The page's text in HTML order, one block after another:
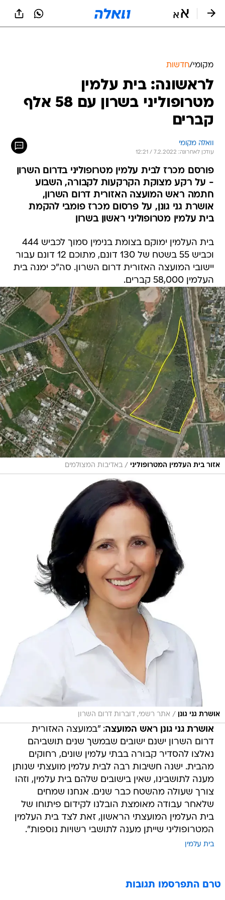
מקומי/חדשות
לראשונה: בית עלמין
מטרופוליני בשרון עם 58 אלף
קברים
וואלה מקומי
עודכן לאחרונה: 7.2.2022 / 12:21
פורסם מכרז לבית עלמין מטרופוליני בדרום השרון
- על רקע מצוקת הקרקעות לקבורה, השבוע
חתמה ראש המועצה האזורית דרום השרון,
אושרת גני גונן, על פרסום מכרז פומבי להקמת
בית עלמין מטרופוליני ראשון בשרון
בית העלמין ימוקם בצומת בנימין סמוך לכביש 444
וכביש 55 בשטח של 130 דונם, מתוכם 12 דונם עבור
יישובי המועצה האזורית דרום השרון. סה"כ ימנה בית
העלמין 58,000 קברים.
אזור בית העלמין המטרופוליני / באדיבות המצולמים
אושרת גני גונן / אתר רשמי, דוברות דרום השרון
אושרת גני גונן ראש המועצה: "במועצה האזורית
דרום השרון ישנם ישובים שבמשך שנים תושביהם
נאלצו להסדיר קבורה בבתי עלמין שונים, רחוקים
מהבית. ישנה חשיבות רבה לבית עלמין מועצתי שנותן
מענה לתושבינו, שאין בישובים שלהם בית עלמין, וזהו
צורך שעולה מהשטח כבר שנים. אנחנו שמחים
שלאחר עבודה מאומצת הובלנו לקידום פיתוחו של
בית העלמין המועצתי הראשון, זאת לצד בית העלמין
המטרופוליני שייתן מענה לתושבי רשויות נוספות".
בית עלמין
טרם התפרסמו תגובות